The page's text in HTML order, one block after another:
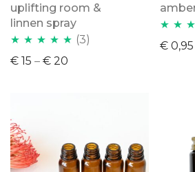
uplifting room &
linnen spray
Waardering
(3)
€ 15 – € 20
€ 0,95